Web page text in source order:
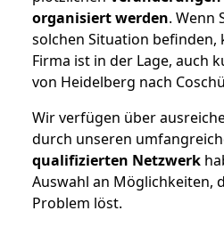
organisiert werden. Wenn
solchen Situation befinden,
Firma ist in der Lage, auch
von Heidelberg nach
Wir verfügen über
durch unseren
qualifizierten Netzwerk
Auswahl an Möglichkeiten,
Problem löst.